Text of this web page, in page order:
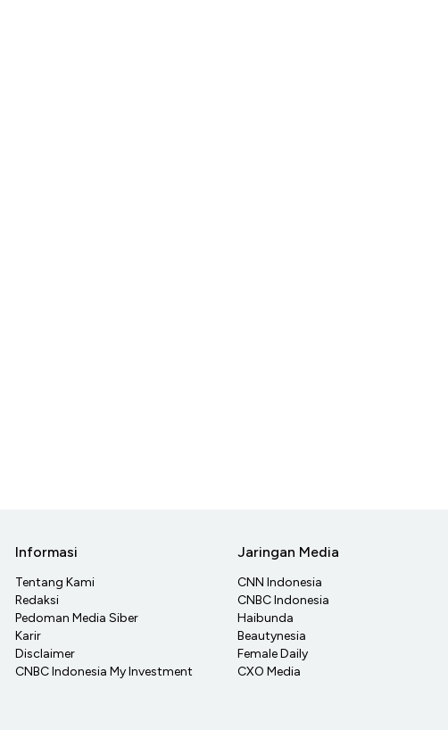
Informasi
Tentang Kami
Redaksi
Pedoman Media Siber
Karir
Disclaimer
CNBC Indonesia My Investment
Jaringan Media
CNN Indonesia
CNBC Indonesia
Haibunda
Beautynesia
Female Daily
CXO Media